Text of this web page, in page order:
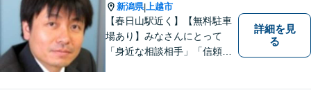
新潟県|上越市
【春日山駅近く】【無料駐車
場あり】みなさんにとって
「身近な相談相手」「信頼で
詳細を見
る